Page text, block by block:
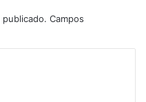
Campos